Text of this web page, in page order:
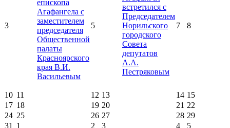
3
епископа
Агафангела с
заместителем
председателя
Общественной
палаты
Красноярского
края В.И.
Васильевым
5
встретился с
Председателем
Норильского
городского
Совета
депутатов
А.А.
Пестряковым
7 8
10 11 12 13 14 15
17 18 19 20 21 22
24 25 26 27 28 29
31 1 2 3 4 5